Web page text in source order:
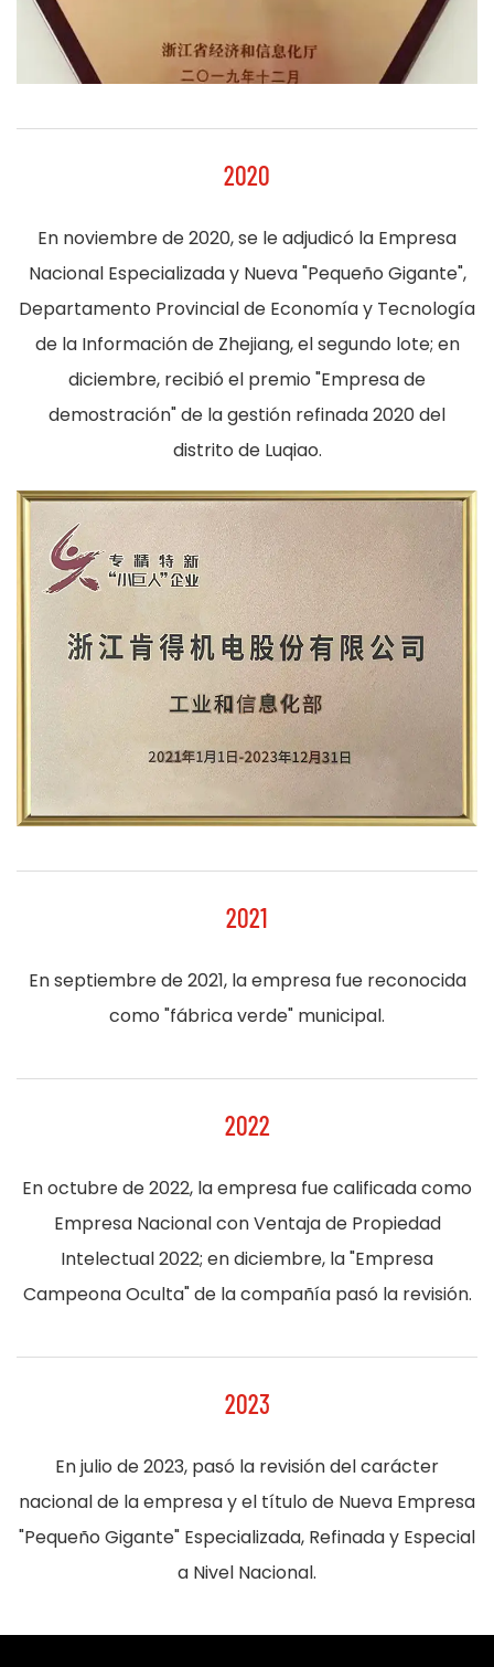
2020
En noviembre de 2020, se le adjudicó la Empresa
Nacional Especializada y Nueva "Pequeño Gigante",
Departamento Provincial de Economía y Tecnología
de la Información de Zhejiang, el segundo lote; en
diciembre, recibió el premio "Empresa de
demostración" de la gestión refinada 2020 del
distrito de Luqiao.
2021
En septiembre de 2021, la empresa fue reconocida
como "fábrica verde" municipal.
2022
En octubre de 2022, la empresa fue calificada como
Empresa Nacional con Ventaja de Propiedad
Intelectual 2022; en diciembre, la "Empresa
Campeona Oculta" de la compañía pasó la revisión.
2023
En julio de 2023, pasó la revisión del carácter
nacional de la empresa y el título de Nueva Empresa
"Pequeño Gigante" Especializada, Refinada y Especial
a Nivel Nacional.